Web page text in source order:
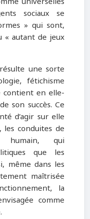
sociaux se
» qui sont,
« autant de jeux
une sorte
fétichisme
contient en elle-
son succès. Ce
d’agir sur elle
conduites de
humain, qui
que les
même dans les
maîtrisée
la
comme